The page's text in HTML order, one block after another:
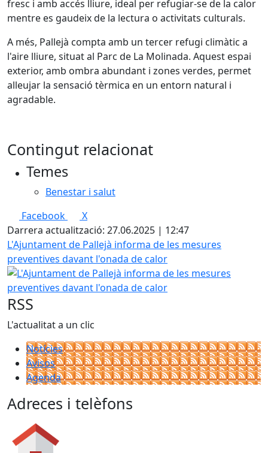
fresc i amb accés lliure, ideal per refugiar-se de la calor
mentre es gaudeix de la lectura o activitats culturals.
A més, Pallejà compta amb un tercer refugi climàtic a
l'aire lliure, situat al Parc de La Molinada. Aquest espai
exterior, amb ombra abundant i zones verdes, permet
alleujar la sensació tèrmica en un entorn natural i
agradable.
Contingut relacionat
Temes
Benestar i salut
Facebook
X
Darrera actualització: 27.06.2025 | 12:47
L'Ajuntament de Pallejà informa de les mesures
preventives davant l'onada de calor
RSS
L'actualitat a un clic
Notícies
Avisos
Agenda
Adreces i telèfons